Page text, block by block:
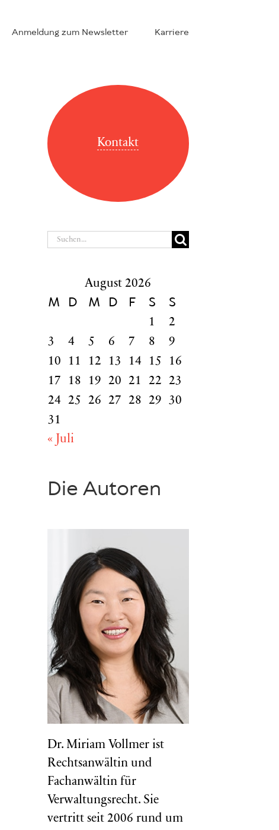
Anmeldung zum Newsletter Karriere
Kontakt
Suche
August 2026
M D M D F S S
1
2
3
4 5 6 7 8
9
10
11 12 13 14 15
16
17
18 19 20 21 22
23
24
25 26 27 28 29
30
31
« Juli
Die Autoren
Dr. Miriam Vollmer ist
Rechtsanwältin und
Fachanwältin für
Verwaltungsrecht. Sie
vertritt seit 2006 rund um